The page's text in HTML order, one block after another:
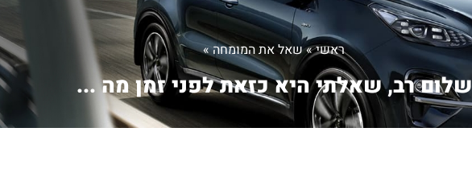
ראשי»שאל את המומחה»
שלום רב, שאלתי היא כזאת לפני זמן מה ...